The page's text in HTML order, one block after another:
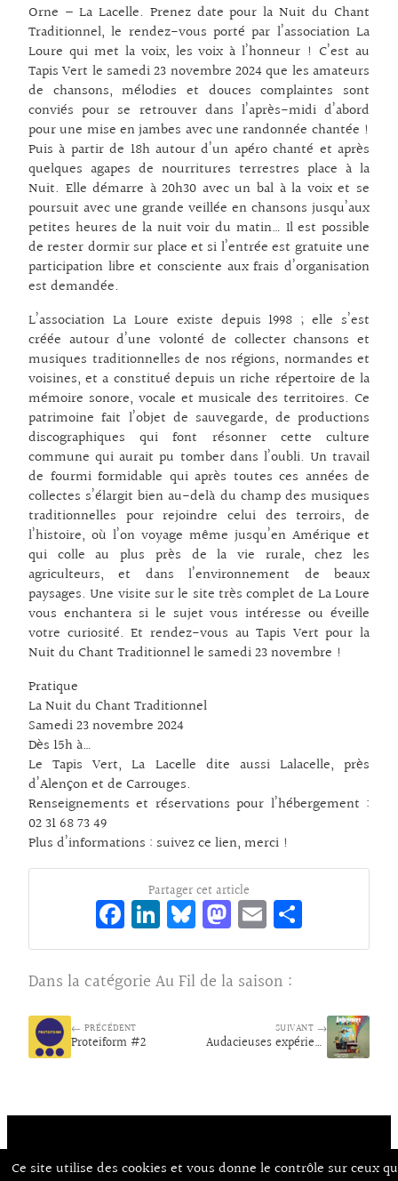
Orne – La Lacelle. Prenez date pour la Nuit du Chant
Traditionnel, le rendez-vous porté par l’association La
Loure qui met la voix, les voix à l’honneur ! C’est au
Tapis Vert le samedi 23 novembre 2024 que les amateurs
de chansons, mélodies et douces complaintes sont
conviés pour se retrouver dans l’après-midi d’abord
pour une mise en jambes avec une randonnée chantée !
Puis à partir de 18h autour d’un apéro chanté et après
quelques agapes de nourritures terrestres place à la
Nuit. Elle démarre à 20h30 avec un bal à la voix et se
poursuit avec une grande veillée en chansons jusqu’aux
petites heures de la nuit voir du matin… Il est possible
de rester dormir sur place et si l’entrée est gratuite une
participation libre et consciente aux frais d’organisation
est demandée.
L’association La Loure existe depuis 1998 ; elle s’est
créée autour d’une volonté de collecter chansons et
musiques traditionnelles de nos régions, normandes et
voisines, et a constitué depuis un riche répertoire de la
mémoire sonore, vocale et musicale des territoires. Ce
patrimoine fait l’objet de sauvegarde, de productions
discographiques qui font résonner cette culture
commune qui aurait pu tomber dans l’oubli. Un travail
de fourmi formidable qui après toutes ces années de
collectes s’élargit bien au-delà du champ des musiques
traditionnelles pour rejoindre celui des terroirs, de
l’histoire, où l’on voyage même jusqu’en Amérique et
qui colle au plus près de la vie rurale, chez les
agriculteurs, et dans l’environnement de beaux
paysages. Une visite sur le site très complet de La Loure
vous enchantera si le sujet vous intéresse ou éveille
votre curiosité. Et rendez-vous au Tapis Vert pour la
Nuit du Chant Traditionnel le samedi 23 novembre !
Pratique
La Nuit du Chant Traditionnel
Samedi 23 novembre 2024
Dès 15h à…
Le Tapis Vert, La Lacelle dite aussi Lalacelle, près
d’Alençon et de Carrouges.
Renseignements et réservations pour l’hébergement :
02 31 68 73 49
Plus d’informations : suivez ce lien, merci !
Partager cet article
Fa
ce
bo
o
k
Li
n
ke
dI
Bl
ue
sk
y
M
as
to
d
o
n
E
m
ai
l
rt
Dans la catégorie Au Fil de la saison :
← PRÉCÉDENT
Proteiform #2
SUIVANT →
Audacieuses expériences #1
Contact
À Propos d’Aux Arts
Ce site utilise des cookies et vous donne le contrôle sur ceux